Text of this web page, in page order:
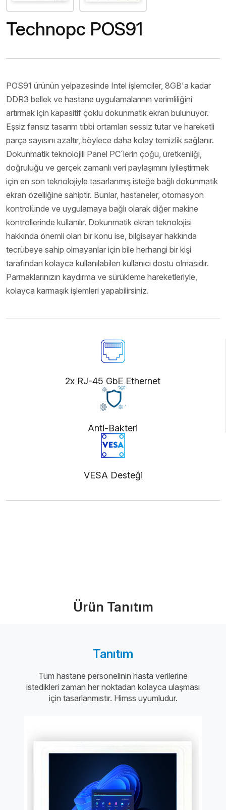
Technopc POS91
POS91 ürünün yelpazesinde Intel işlemciler, 8GB'a kadar
DDR3 bellek ve hastane uygulamalarının verimliliğini
artırmak için kapasitif çoklu dokunmatik ekran bulunuyor.
Eşsiz fansız tasarım tıbbi ortamları sessiz tutar ve hareketli
parça sayısını azaltır, böylece daha kolay temizlik sağlanır.
Dokunmatik teknolojili Panel PC´lerin çoğu, üretkenliği,
doğruluğu ve gerçek zamanlı veri paylaşımını iyileştirmek
için en son teknolojiyle tasarlanmış isteğe bağlı dokunmatik
ekran özelliğine sahiptir. Bunlar, hastaneler, otomasyon
kontrolünde ve uygulamaya bağlı olarak diğer makine
kontrollerinde kullanılır. Dokunmatik ekran teknolojisi
hakkında önemli olan bir konu ise, bilgisayar hakkında
tecrübeye sahip olmayanlar için bile herhangi bir kişi
tarafından kolayca kullanılabilen kullanıcı dostu olmasıdır.
Parmaklarınızın kaydırma ve sürükleme hareketleriyle,
kolayca karmaşık işlemleri yapabilirsiniz.
2x RJ-45 GbE Ethernet
Anti-Bakteri
VESA Desteği
Ürün Tanıtım
Tanıtım
Tüm hastane personelinin hasta verilerine
istedikleri zaman her noktadan kolayca ulaşması
için tasarlanmıstır. Himss uyumludur.